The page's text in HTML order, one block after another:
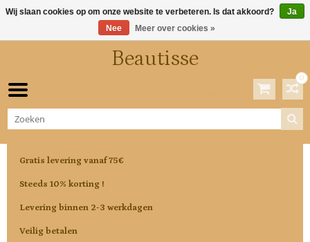
Beautisse
0
Gratis levering vanaf 75€
Steeds 10% korting !
Levering binnen 2-3 werkdagen
Veilig betalen
Wij slaan cookies op om onze website te verbeteren. Is dat akkoord?
Ja
Nee
Meer over cookies »